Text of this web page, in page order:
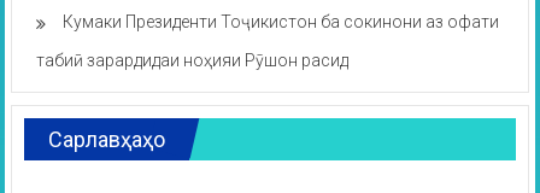
Кумаки Президенти Тоҷикистон ба сокинони аз офати
табиӣ зарардидаи ноҳияи Рӯшон расид
Сарлавҳаҳо